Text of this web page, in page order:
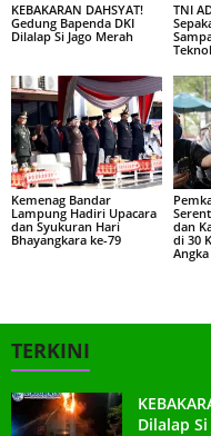
KEBAKARAN DAHSYAT!
Gedung Bapenda DKI
Dilalap Si Jago Merah
TNI
Kemenag Bandar
Lampung Hadiri Upacara
dan Syukuran Hari
Bhayangkara ke-79
dan
di 30
TERKINI
Dilalap